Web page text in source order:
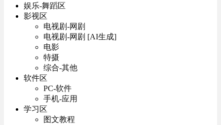
娱乐-舞蹈区
影视区
电视剧-网剧
电视剧-网剧 [AI生成]
电影
特摄
综合-其他
软件区
PC-软件
手机-应用
学习区
图文教程